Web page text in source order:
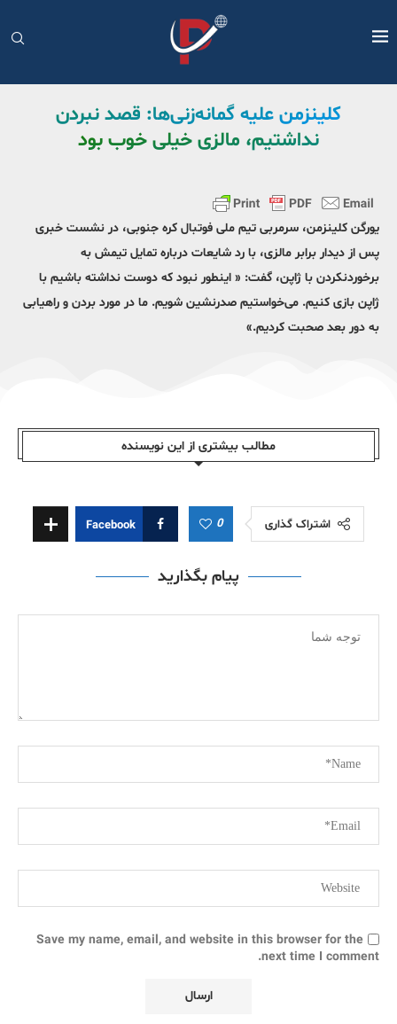
کلینزمن علیه گمانه‌زنی‌ها: قصد نبردن
نداشتیم، مالزی خیلی خوب بود
یورگن کلینزمن، سرمربی تیم ملی فوتبال کره جنوبی، در نشست خبری
پس از دیدار برابر مالزی، با رد شایعات درباره تمایل تیمش به
برخوردنکردن با ژاپن، گفت: « اینطور نبود که دوست نداشته باشیم با
ژاپن بازی کنیم. می‌خواستیم صدرنشین شویم. ما در مورد بردن و راهیابی
به دور بعد صحبت کردیم.»
مطالب بیشتری از این نویسندە
اشتراک گذاری 0
Facebook
پیام بگذارید
Save my name, email, and website in this browser for the
next time I comment.